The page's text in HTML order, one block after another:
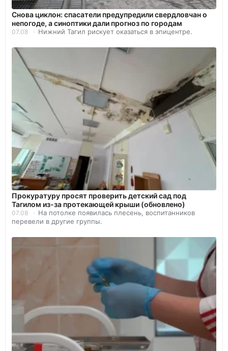
Снова циклон: спасатели предупредили свердловчан о
непогоде, а синоптики дали прогноз по городам
07.08 Нижний Тагил рискует оказаться в эпицентре.
Прокуратуру просят проверить детский сад под
Тагилом из-за протекающей крыши (обновлено)
07.08
На потолке появилась плесень, воспитанников
перевели в другие группы.